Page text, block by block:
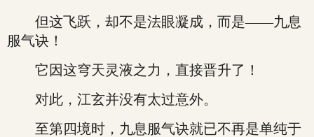
但这飞跃，却不是法眼凝成，而是——九息
服气诀！
它因这穹天灵液之力，直接晋升了！
对此，江玄并没有太过意外。
至第四境时，九息服气诀就已不再是单纯于